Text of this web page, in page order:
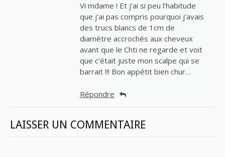
Vi mdame ! Et j’ai si peu l’habitude
que j’ai pas compris pourquoi j’avais
des trucs blancs de 1cm de
diamètre accrochés aux cheveux
avant que le Chti ne regarde et voit
que c’était juste mon scalpe qui se
barrait !!! Bon appétit bien chur…
Répondre
LAISSER UN COMMENTAIRE